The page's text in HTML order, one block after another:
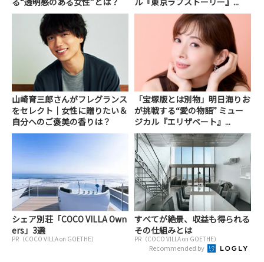
山崎育三郎さんがフレグランス
をセレクト｜女性に贈りたい＆
自分へのご褒美の香りは？
「宝塚版とは別物」明日海りお
が挑戦する“愛の物語” ミュー
ジカル『エリザベート』...
シェア別荘「COCO VILLA Own
ers」3選
PR（COCO VILLA on GOETHE）
すべてが絶景、収益も得られる
その仕組みとは
PR（COCO VILLA on GOETHE）
Recommended by